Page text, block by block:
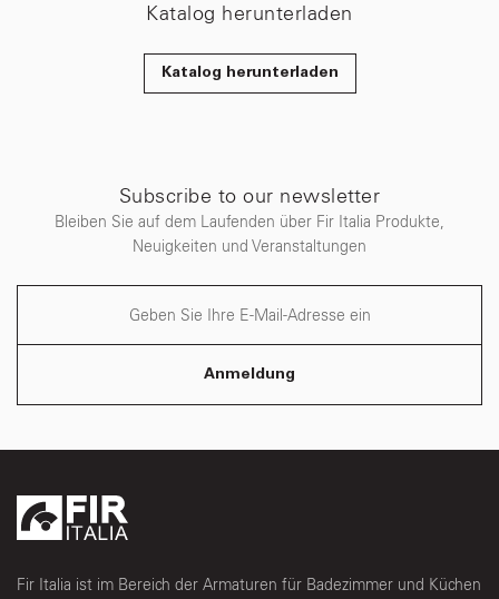
Katalog herunterladen
Katalog herunterladen
Subscribe to our newsletter
Bleiben Sie auf dem Laufenden über Fir Italia Produkte,
Neuigkeiten und Veranstaltungen
Anmeldung
Fir Italia ist im Bereich der Armaturen für Badezimmer und Küchen